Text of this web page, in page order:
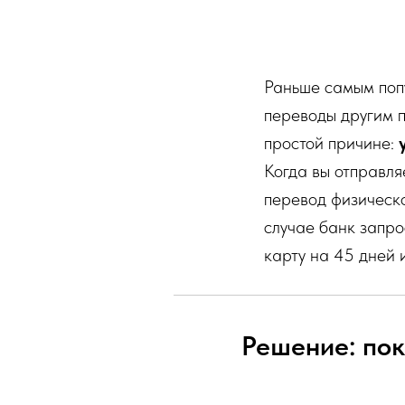
Раньше самым
переводы другим
простой причине:
Когда вы
перевод
случае банк
карту на 45 дней
Решение: